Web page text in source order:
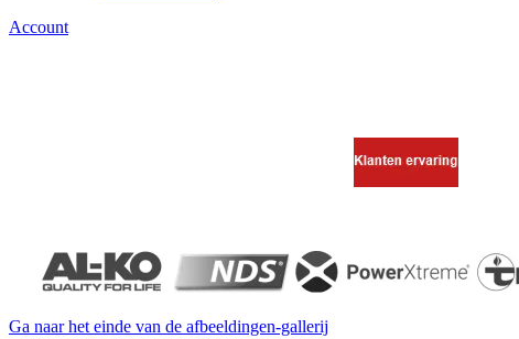
Account
Ga naar het einde van de afbeeldingen-gallerij